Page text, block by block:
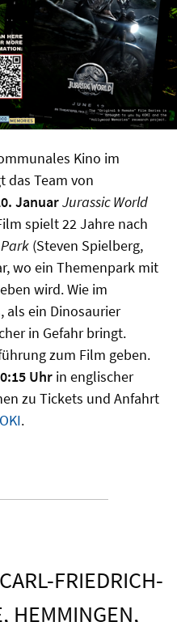
Kino im
das Team von
JanuarJurassic World
spielt 22 Jahre nach
(Steven Spielberg,
wo ein Themenpark mit
wird. Wie im
als ein Dinosaurier
in Gefahr bringt.
zum Film geben.
Uhr in englischer
zu Tickets und Anfahrt
.
FRIEDRICH-
2